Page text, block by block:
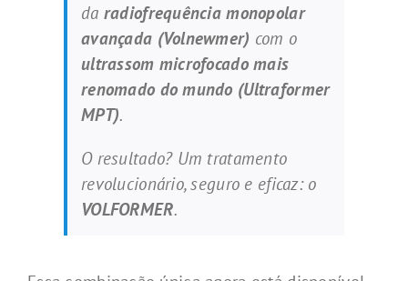
da radiofrequência monopolar
avançada (Volnewmer) com o
ultrassom microfocado mais
renomado do mundo (Ultraformer
MPT).
O resultado? Um tratamento
revolucionário, seguro e eficaz: o
VOLFORMER.